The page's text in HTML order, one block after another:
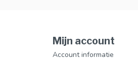
Mijn account
Account informatie